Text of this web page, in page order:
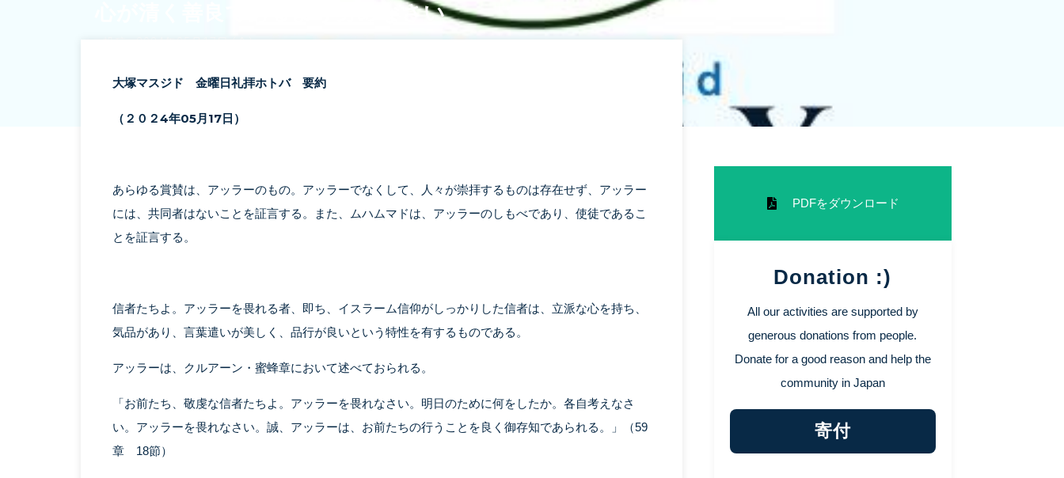
心が清く善良であるよう努めなさい
大塚マスジド 金曜日礼拝ホトバ 要約
（２０２4年05月17日）
あらゆる賞賛は、アッラーのもの。アッラーでなくして、人々が崇拝するものは存在せず、アッラー
には、共同者はないことを証言する。また、ムハムマドは、アッラーのしもべであり、使徒であるこ
とを証言する。
信者たちよ。アッラーを畏れる者、即ち、イスラーム信仰がしっかりした信者は、立派な心を持ち、
気品があり、言葉遣いが美しく、品行が良いという特性を有するものである。
アッラーは、クルアーン・蜜蜂章において述べておられる。
「お前たち、敬虔な信者たちよ。アッラーを畏れなさい。明日のために何をしたか。各自考えなさ
い。アッラーを畏れなさい。誠、アッラーは、お前たちの行うことを良く御存知であられる。」（59
章 18節）
PDFをダウンロード
Donation :)
All our activities are supported by
generous donations from people.
Donate for a good reason and help the
community in Japan
寄付